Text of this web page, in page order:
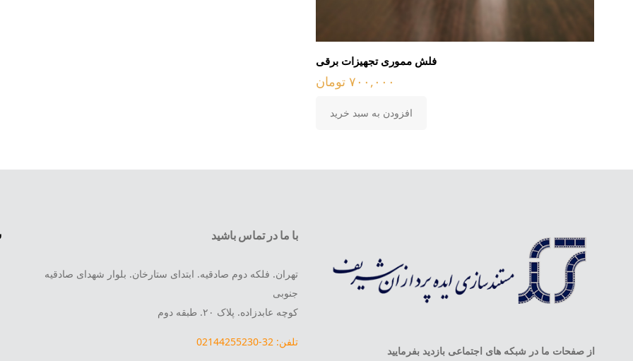
فلش مموری تجهیزات برقی
۷۰۰,۰۰۰ تومان
افزودن به سبد خرید
از صفحات ما در شبکه های اجتماعی بازدید بفرمایید
با ما در تماس باشید
تهران. فلکه دوم صادقیه. ابتدای ستارخان. بلوار شهدای صادقیه
جنوبی
کوچه عابدزاده. پلاک ۲۰. طبقه دوم
تلفن: 32-02144255230